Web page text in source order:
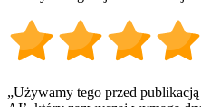
„Używamy tego przed